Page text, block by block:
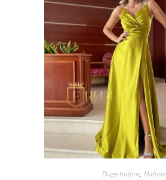
Duge haljine, Haljine